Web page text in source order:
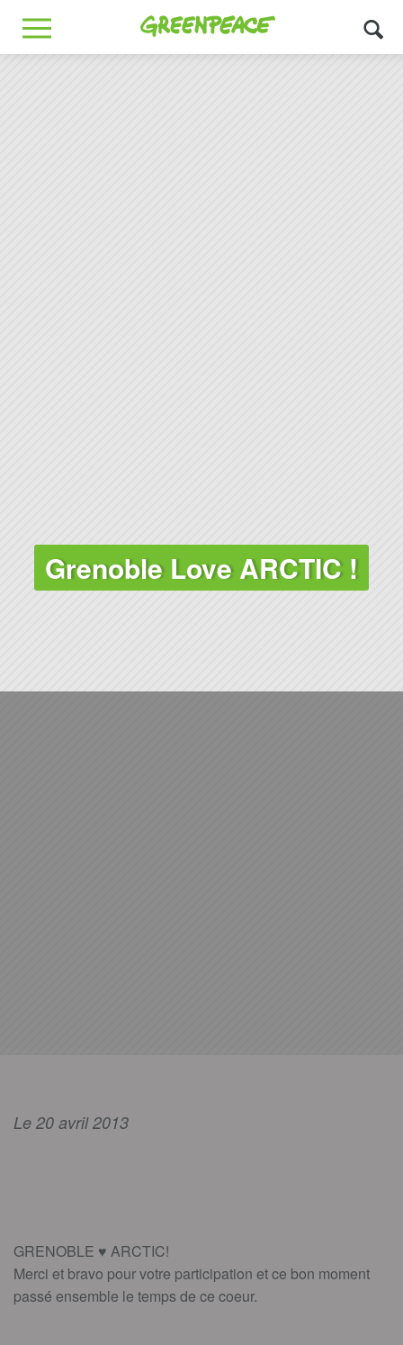
Greenpeace
MENU
Grenoble Love ARCTIC !
Le 20 avril 2013
GRENOBLE ♥ ARCTIC!
Merci et bravo pour votre participation et ce bon moment
passé ensemble le temps de ce coeur.